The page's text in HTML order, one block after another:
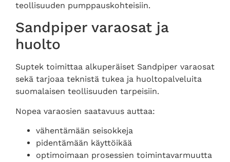
teollisuuden pumppauskohteisiin.
Sandpiper varaosat ja
huolto
Suptek toimittaa alkuperäiset Sandpiper varaosat
sekä tarjoaa teknistä tukea ja huoltopalveluita
suomalaisen teollisuuden tarpeisiin.
Nopea varaosien saatavuus auttaa:
vähentämään seisokkeja
pidentämään käyttöikää
optimoimaan prosessien toimintavarmuutta